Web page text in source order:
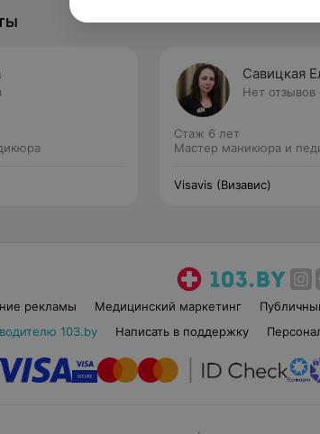
Савицкая
Нет отзывов
Стаж 6 лет
Мастер маникюра и
Visavis (Визавис)
рекламы Медицинский маркетинг
103.by
Написать в поддержку